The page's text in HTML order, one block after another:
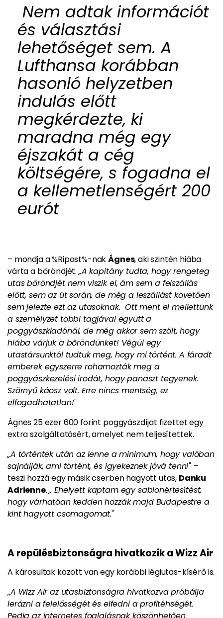
Nem adtak információt
és választási
lehetőséget sem. A
Lufthansa korábban
hasonló helyzetben
indulás előtt
megkérdezte, ki
maradna még egy
éjszakát a cég
költségére, s fogadna el
a kellemetlenségért 200
eurót
– mondja a %Ripost%-nakÁgnes, aki szintén hiába
várta a bőröndjét.„A kapitány tudta, hogy rengeteg
utas bőröndjét nem viszik el, ám sem a felszállás
előtt, sem az út során, de még a leszállást követően
sem jelezte ezt az utasoknak. Ott ment el mellettünk
a személyzet többi tagjával együtt a
poggyászkiadónál, de még akkor sem szólt, hogy
hiába várjuk a bőröndünket! Végül egy
utastársunktól tudtuk meg, hogy mi történt. A fáradt
emberek egyszerre rohamozták meg a
poggyászkezelési irodát, hogy panaszt tegyenek.
Szörnyű káosz volt. Erre nincs mentség, ez
elfogadhatatlan!"
Ágnes 25 ezer 600 forint poggyászdíjat fizettet egy
extra szolgáltatásért, amelyet nem teljesítettek.
„A történtek után az lenne a minimum, hogy valóban
sajnálják, ami történt, és igyekeznek jóvá tenni" –
teszi hozzá egy másik cserben hagyott utas, Danku
Adrienne.„ Ehelyett kaptam egy sablonértesítést,
hogy várhatóan kedden hozzák majd Budapestre a
kint hagyott csomagomat."
A repülésbiztonságra hivatkozik a Wizz Air
A károsultak között van egy korábbi légiutas-kísérő is.
„A Wizz Air az utasbiztonságra hivatkozva próbálja
lerázni a felelősségét és elfedni a profitéhségét.